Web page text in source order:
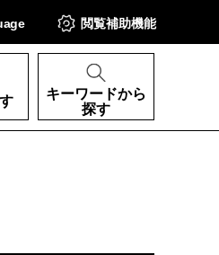
閲覧補助機能
キーワードから
探す